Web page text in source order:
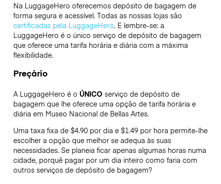
Na LuggageHero oferecemos depósito de bagagem de
forma segura e acessível. Todas as nossas lojas são
certificadas pela LuggageHero. E lembre-se: a
LuggageHero é o único serviço de depósito de bagagem
que oferece uma tarifa horária e diária com a máxima
flexibilidade.
Preçário
A LuggageHero é o ÚNICO serviço de depósito de
bagagem que lhe oferece uma opção de tarifa horária e
diária em Museo Nacional de Bellas Artes.
Uma taxa fixa de $4.90 por dia e $1.49 por hora permite-lhe
escolher a opção que melhor se adequa às suas
necessidades. Se planeia ficar apenas algumas horas numa
cidade, porquê pagar por um dia inteiro como faria com
outros serviços de depósito de bagagem?